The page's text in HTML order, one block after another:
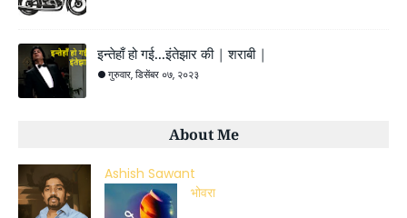
इन्तेहाँ हो गई...इंतेझार की | शराबी |
गुरुवार, डिसेंबर ०७, २०२३
About Me
Ashish Sawant
भोवरा